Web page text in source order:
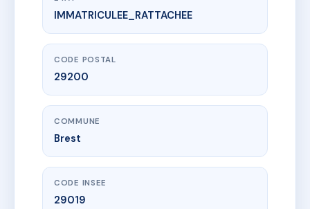
www.vme.plus/AH0238121
10 rue bernanos
10 r georges bernanos
IMMATRICULEE_RATTACHEE
CODE POSTAL
29200
COMMUNE
Brest
CODE INSEE
29019